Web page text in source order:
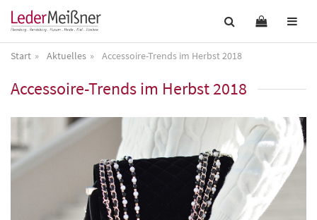
Start Aktuelles Accessoire-Trends im Herbst 2018
Accessoire-Trends im Herbst 2018